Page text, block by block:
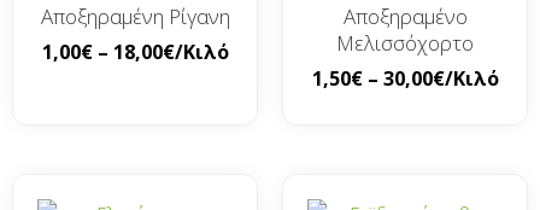
Αποξηραμένη Ρίγανη
1,00€ – 18,00€/Κιλό
Αποξηραμένο
Μελισσόχορτο
1,50€ – 30,00€/Κιλό